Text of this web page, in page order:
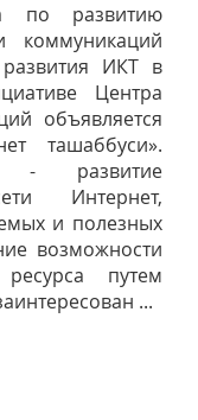
по развитию
коммуникаций
ИКТ в
Центра
объявляется
ташаббуси».
- развитие
Интернет,
и полезных
возможности
путем
...